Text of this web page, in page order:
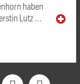
haben
Lutz …